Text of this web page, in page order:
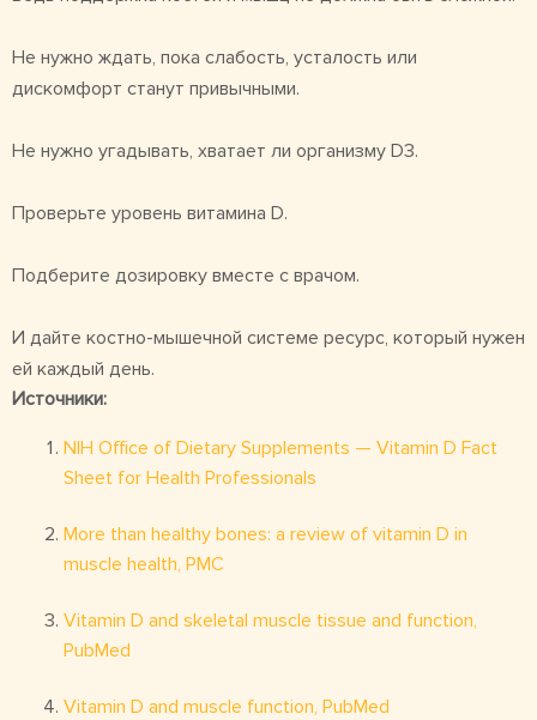
Не нужно ждать, пока слабость, усталость или
дискомфорт станут привычными.
Не нужно угадывать, хватает ли организму D3.
Проверьте уровень витамина D.
Подберите дозировку вместе с врачом.
И дайте костно-мышечной системе ресурс, который нужен
ей каждый день.
Источники:
NIH Office of Dietary Supplements — Vitamin D Fact
Sheet for Health Professionals
More than healthy bones: a review of vitamin D in
muscle health, PMC
Vitamin D and skeletal muscle tissue and function,
PubMed
Vitamin D and muscle function, PubMed